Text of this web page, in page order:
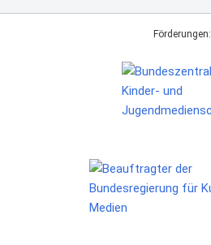
Förderungen: